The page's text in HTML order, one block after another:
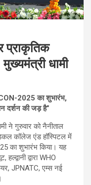
प्राकृतिक
धामी
2025 का शुभारंभ,
दर्शन की जड़ है”
ने गुरुवार को नैनीताल
कॉलेज एंड हॉस्पिटल में
का शुभारंभ किया। यह
द्वारा WHO
JPNATC, एम्स नई